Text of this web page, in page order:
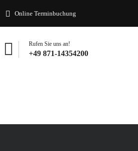
Online Terminbuchung
Rufen Sie uns an!
+49 871-14354200